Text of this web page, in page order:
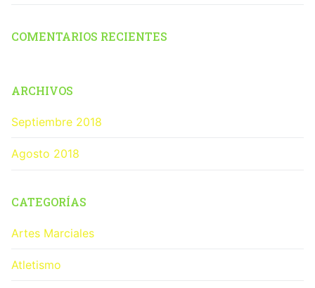
COMENTARIOS RECIENTES
ARCHIVOS
Septiembre 2018
Agosto 2018
CATEGORÍAS
Artes Marciales
Atletismo